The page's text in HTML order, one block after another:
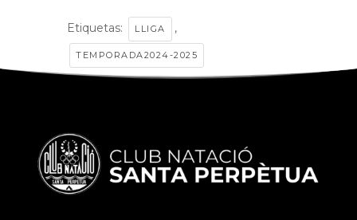
Etiquetas: LLIGA ,
TEMPORADA2024-2025